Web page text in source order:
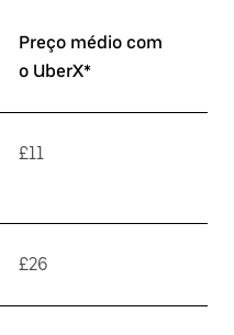
Preço médio com
o UberX*
£11
£26